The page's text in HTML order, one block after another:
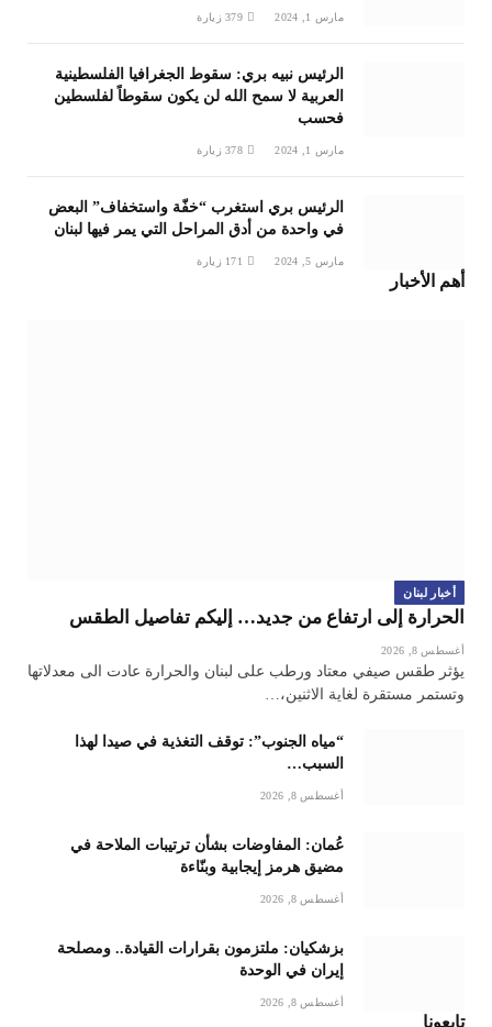
مارس 1, 2024 379 زيارة
الرئيس نبيه بري: سقوط الجغرافيا الفلسطينية
العربية لا سمح الله لن يكون سقوطاً لفلسطين
فحسب
مارس 1, 2024 378 زيارة
الرئيس بري استغرب “خفّة واستخفاف” البعض
في واحدة من أدق المراحل التي يمر فيها لبنان
مارس 5, 2024 171 زيارة
أهم الأخبار
أخبار لبنان
الحرارة إلى ارتفاع من جديد… إليكم تفاصيل الطقس
أغسطس 8, 2026
يؤثر طقس صيفي معتاد ورطب على لبنان والحرارة عادت الى معدلاتها
وتستمر مستقرة لغاية الاثنين،…
“مياه الجنوب”: توقف التغذية في صيدا لهذا
السبب…
أغسطس 8, 2026
عُمان: المفاوضات بشأن ترتيبات الملاحة في
مضيق هرمز إيجابية وبنّاءة
أغسطس 8, 2026
بزشكيان: ملتزمون بقرارات القيادة.. ومصلحة
إيران في الوحدة
أغسطس 8, 2026
تابعونا